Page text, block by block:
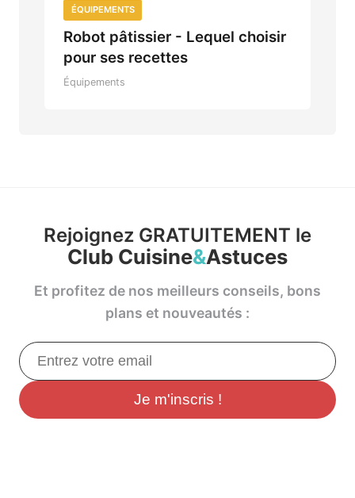
ÉQUIPEMENTS
Robot pâtissier - Lequel choisir
pour ses recettes
Équipements
Rejoignez GRATUITEMENT le
Club Cuisine&Astuces
Et profitez de nos meilleurs conseils, bons
plans et nouveautés :
Je m'inscris !